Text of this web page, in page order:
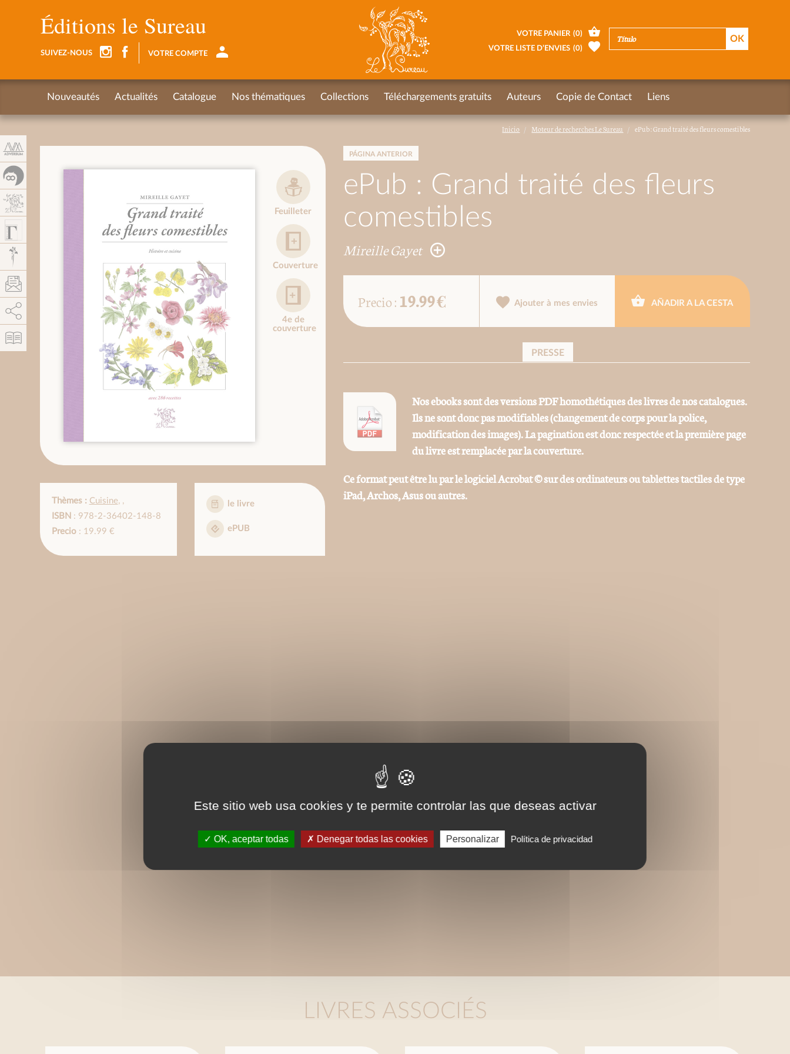
Inicio Moteur de recherches Le Sureau ePub : Grand traité des fleurs comestibles
PÁGINA ANTERIOR
ePub : Grand traité des fleurs
comestibles
Mireille Gayet
Feuilleter
Couverture
4e de
couverture
Thèmes : Cuisine, ,
ISBN : 978-2-36402-148-8
Precio: 19.99 €
le livre
ePUB
Precio : 19.99 € Ajouter à mes envies AÑADIR A LA CESTA
PRESSE
Nos ebooks sont des versions PDF homothétiques des livres de nos catalogues.
Ils ne sont donc pas modifiables (changement de corps pour la police,
modification des images). La pagination est donc respectée et la première page
du livre est remplacée par la couverture.
Ce format peut être lu par le logiciel Acrobat © sur des ordinateurs ou tablettes tactiles de type
iPad, Archos, Asus ou autres.
LIVRES ASSOCIÉS
Éditions le Sureau
SUIVEZ-NOUS VOTRE COMPTE
VOTRE PANIER (0)
VOTRE LISTE D’ENVIES (0)
Nouveautés Actualités Catalogue Nos thématiques Collections Téléchargements gratuits Auteurs Copie de Contact Liens
Permitir
Este sitio web usa cookies y te permite controlar las que deseas activar
OK, aceptar todas Denegar todas las cookies Personalizar Política de privacidad